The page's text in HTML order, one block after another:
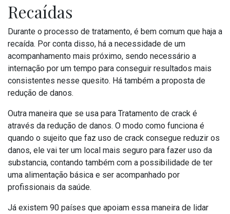
Recaídas
Durante o processo de tratamento, é bem comum que haja a
recaída. Por conta disso, há a necessidade de um
acompanhamento mais próximo, sendo necessário a
internação por um tempo para conseguir resultados mais
consistentes nesse quesito. Há também a proposta de
redução de danos.
Outra maneira que se usa para Tratamento de crack é
através da redução de danos. O modo como funciona é
quando o sujeito que faz uso de crack consegue reduzir os
danos, ele vai ter um local mais seguro para fazer uso da
substancia, contando também com a possibilidade de ter
uma alimentação básica e ser acompanhado por
profissionais da saúde.
Já existem 90 países que apoiam essa maneira de lidar